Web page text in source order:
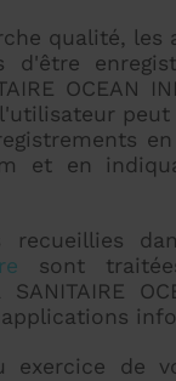
qualité, les
d'être
OCEAN
et en
recueillies
sont
exercice de